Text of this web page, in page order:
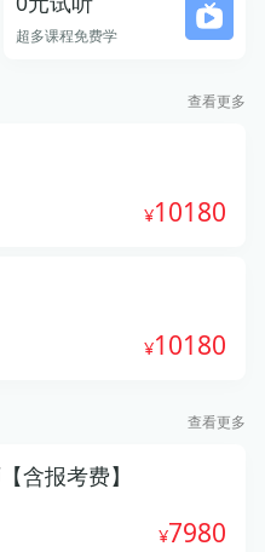
超多课程免费学
查看更多
10180
10180
查看更多
含报考费】
7980